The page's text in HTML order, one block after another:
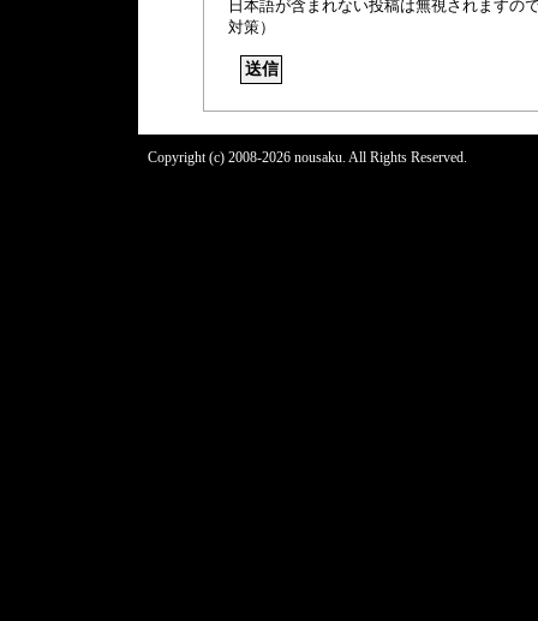
日本語が含まれない投稿は無視されますの
対策）
Copyright (c) 2008-2026 nousaku. All Rights Reserved.